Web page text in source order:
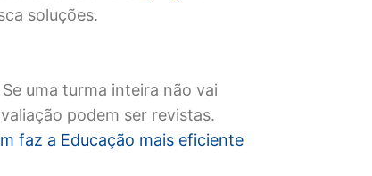
soluções.
Se uma turma inteira não vai
podem ser revistas.
faz a Educação mais eficiente